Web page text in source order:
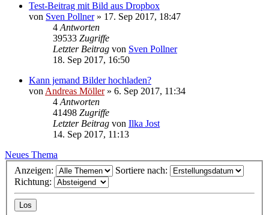
Test-Beitrag mit Bild aus Dropbox
von Sven Pollner» 17. Sep 2017, 18:47
4 Antworten
39533 Zugriffe
Letzter Beitrag von Sven Pollner
18. Sep 2017, 16:50
Kann jemand Bilder hochladen?
von Andreas Möller» 6. Sep 2017, 11:34
4 Antworten
41498 Zugriffe
Letzter Beitrag von Ilka Jost
14. Sep 2017, 11:13
Neues Thema
Anzeigen:
Sortiere nach:
Richtung: